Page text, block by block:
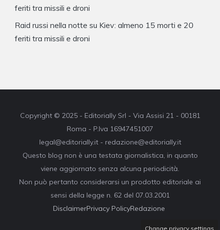
feriti tra missili e droni
Raid russi nella notte su Kiev: almeno 15 morti e 20
feriti tra missili e droni
Copyright © 2025 - Editorially Srl - Via Assisi 21 - 00181
Roma - P.Iva 16947451007
legal@editorially.it - redazione@editorially.it
Questo blog non è una testata giornalistica, in quanto
viene aggiornato senza alcuna periodicità.
Non può pertanto considerarsi un prodotto editoriale ai
sensi della legge n. 62 del 07.03.2001
DisclaimerPrivacy PolicyRedazione
Change privacy settings